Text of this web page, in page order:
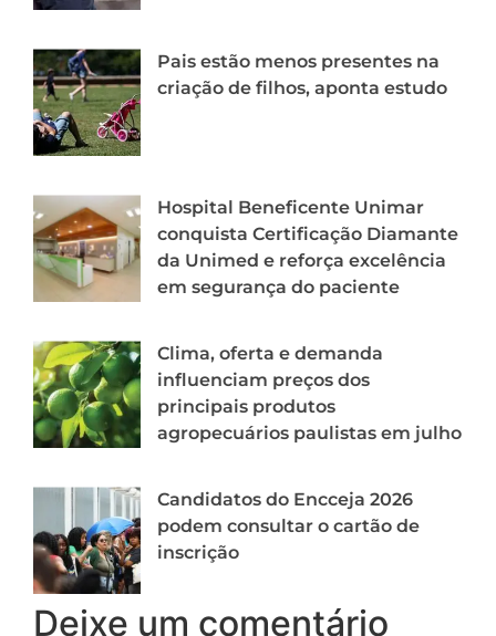
Pais estão menos presentes na
criação de filhos, aponta estudo
Hospital Beneficente Unimar
conquista Certificação Diamante
da Unimed e reforça excelência
em segurança do paciente
Clima, oferta e demanda
influenciam preços dos
principais produtos
agropecuários paulistas em julho
Candidatos do Encceja 2026
podem consultar o cartão de
inscrição
Deixe um comentário